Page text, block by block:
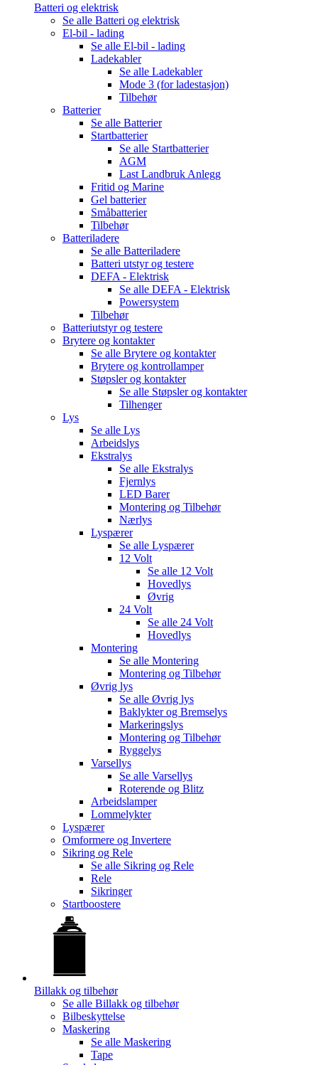
Batteri og elektrisk
Se alle Batteri og elektrisk
El-bil - lading
Se alle El-bil - lading
Ladekabler
Se alle Ladekabler
Mode 3 (for ladestasjon)
Tilbehør
Batterier
Se alle Batterier
Startbatterier
Se alle Startbatterier
AGM
Last Landbruk Anlegg
Fritid og Marine
Gel batterier
Småbatterier
Tilbehør
Batteriladere
Se alle Batteriladere
Batteri utstyr og testere
DEFA - Elektrisk
Se alle DEFA - Elektrisk
Powersystem
Tilbehør
Batteriutstyr og testere
Brytere og kontakter
Se alle Brytere og kontakter
Brytere og kontrollamper
Støpsler og kontakter
Se alle Støpsler og kontakter
Tilhenger
Lys
Se alle Lys
Arbeidslys
Ekstralys
Se alle Ekstralys
Fjernlys
LED Barer
Montering og Tilbehør
Nærlys
Lyspærer
Se alle Lyspærer
12 Volt
Se alle 12 Volt
Hovedlys
Øvrig
24 Volt
Se alle 24 Volt
Hovedlys
Montering
Se alle Montering
Montering og Tilbehør
Øvrig lys
Se alle Øvrig lys
Baklykter og Bremselys
Markeringslys
Montering og Tilbehør
Ryggelys
Varsellys
Se alle Varsellys
Roterende og Blitz
Arbeidslamper
Lommelykter
Lyspærer
Omformere og Invertere
Sikring og Rele
Se alle Sikring og Rele
Rele
Sikringer
Startboostere
Billakk og tilbehør
Se alle Billakk og tilbehør
Bilbeskyttelse
Maskering
Se alle Maskering
Tape